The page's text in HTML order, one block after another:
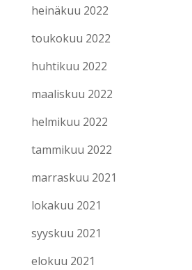
heinäkuu 2022
toukokuu 2022
huhtikuu 2022
maaliskuu 2022
helmikuu 2022
tammikuu 2022
marraskuu 2021
lokakuu 2021
syyskuu 2021
elokuu 2021